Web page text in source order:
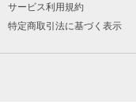
サービス利用規約
特定商取引法に基づく表示